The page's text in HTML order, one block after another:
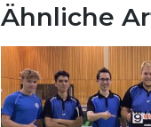
Ähnliche